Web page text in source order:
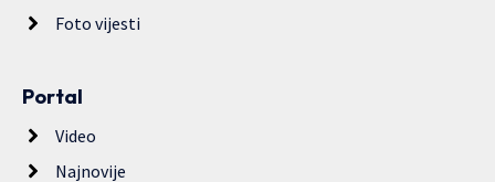
Foto vijesti
Portal
Video
Najnovije